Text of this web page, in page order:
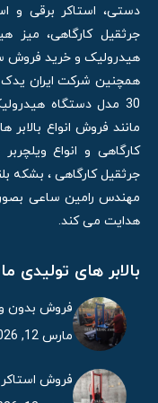
دستی، استاکر برقی و
جرثقیل کارگاهی، میز
هیدرولیک و خرید فروش
30 مدل دستگاه
مانند فروش انواع بالابر
کارگاهی و انواع
جرثقیل کارگاهی ، بشکه
مهندس رامین ساعی
هدایت می کند.
بالابر های تولیدی ما
فروش بدون
مارس 12, 2026
فروش